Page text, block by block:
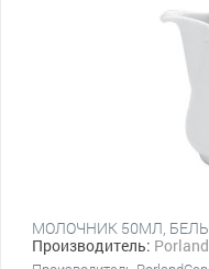
МОЛОЧНИК 50МЛ,
Производитель: Porland